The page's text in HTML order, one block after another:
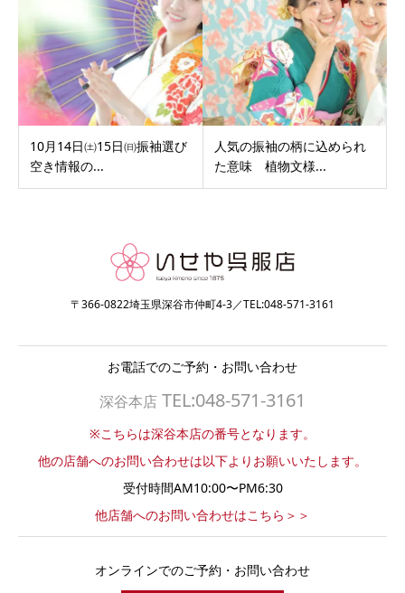
10月14日㈯15日㈰振袖選び
空き情報の...
人気の振袖の柄に込められ
た意味 植物文様...
〒366-0822埼玉県深谷市仲町4-3／TEL:048-571-3161
お電話でのご予約・お問い合わせ
深谷本店 TEL:048-571-3161
※こちらは深谷本店の番号となります。
他の店舗へのお問い合わせは以下よりお願いいたします。
受付時間AM10:00〜PM6:30
他店舗へのお問い合わせはこちら＞＞
オンラインでのご予約・お問い合わせ